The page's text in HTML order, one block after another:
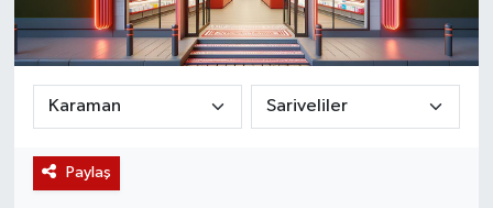
Paylaş
Magazin